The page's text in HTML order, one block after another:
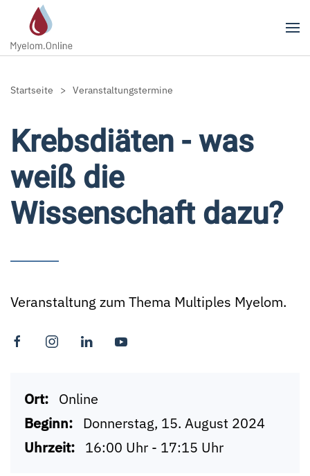
Zum Hauptinhalt springen
Startseite Veranstaltungstermine
Krebsdiäten - was
weiß die
Wissenschaft dazu?
Veranstaltung zum Thema Multiples Myelom.
Ort: Online
Beginn: Donnerstag, 15. August 2024
Uhrzeit: 16:00 Uhr - 17:15 Uhr